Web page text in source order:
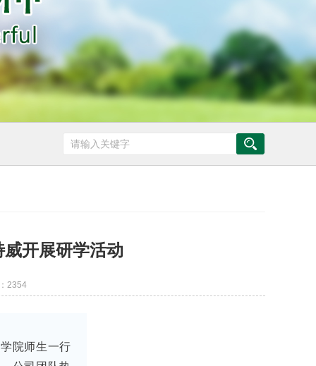
开展研学活动
2354
院师生一行